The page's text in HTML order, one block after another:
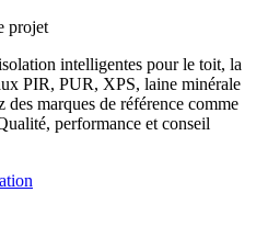
projet
intelligentes pour le toit, la
PIR, PUR, XPS, laine minérale
marques de référence comme
performance et conseil